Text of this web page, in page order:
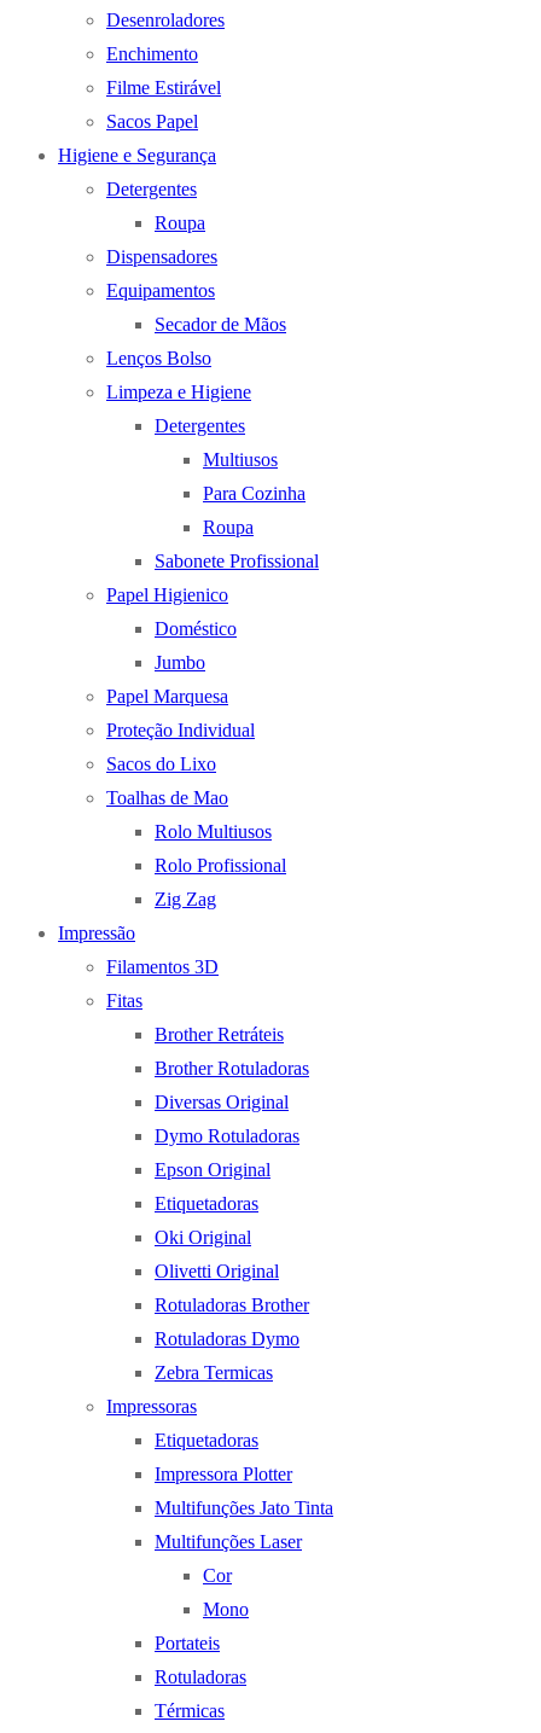
Desenroladores
Enchimento
Filme Estirável
Sacos Papel
Higiene e Segurança
Detergentes
Roupa
Dispensadores
Equipamentos
Secador de Mãos
Lenços Bolso
Limpeza e Higiene
Detergentes
Multiusos
Para Cozinha
Roupa
Sabonete Profissional
Papel Higienico
Doméstico
Jumbo
Papel Marquesa
Proteção Individual
Sacos do Lixo
Toalhas de Mao
Rolo Multiusos
Rolo Profissional
Zig Zag
Impressão
Filamentos 3D
Fitas
Brother Retráteis
Brother Rotuladoras
Diversas Original
Dymo Rotuladoras
Epson Original
Etiquetadoras
Oki Original
Olivetti Original
Rotuladoras Brother
Rotuladoras Dymo
Zebra Termicas
Impressoras
Etiquetadoras
Impressora Plotter
Multifunções Jato Tinta
Multifunções Laser
Cor
Mono
Portateis
Rotuladoras
Térmicas